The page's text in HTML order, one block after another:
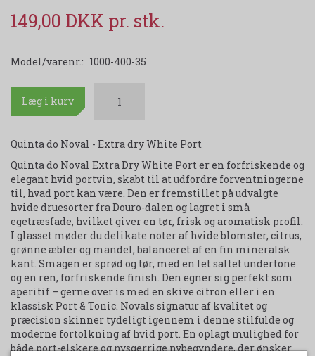
149,00 DKK
Model/varenr.: 1000-400-35
Læg i kurv
Quinta do Noval - Extra dry White Port
Quinta do Noval Extra Dry White Port er en forfriskende og
elegant hvid portvin, skabt til at udfordre forventningerne
til, hvad port kan være. Den er fremstillet på udvalgte
hvide druesorter fra Douro-dalen og lagret i små
egetræsfade, hvilket giver en tør, frisk og aromatisk profil.
I glasset møder du delikate noter af hvide blomster, citrus,
grønne æbler og mandel, balanceret af en fin mineralsk
kant. Smagen er sprød og tør, med en let saltet undertone
og en ren, forfriskende finish. Den egner sig perfekt som
aperitif – gerne over is med en skive citron eller i en
klassisk Port & Tonic. Novals signatur af kvalitet og
præcision skinner tydeligt igennem i denne stilfulde og
moderne fortolkning af hvid port. En oplagt mulighed for
både port-elskere og nysgerrige nybegyndere, der ønsker